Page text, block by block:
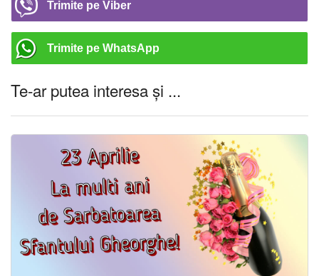
Trimite pe Viber
Trimite pe WhatsApp
Te-ar putea interesa și ...